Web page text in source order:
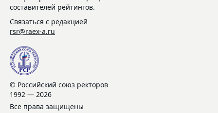
составителей рейтингов.
Связаться с редакцией
rsr@raex-a.ru
© Российский союз ректоров
1992 — 2026
Все права защищены